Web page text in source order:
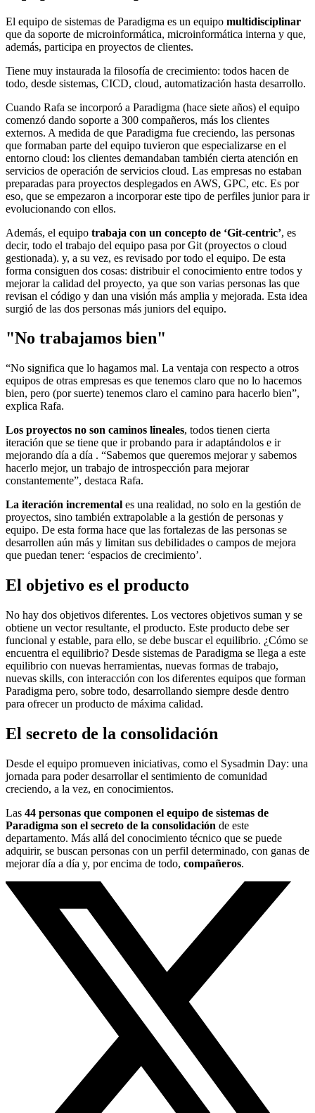
El equipo de sistemas de Paradigma es un equipo multidisciplinar
que da soporte de microinformática, microinformática interna y que,
además, participa en proyectos de clientes.
Tiene muy instaurada la filosofía de crecimiento: todos hacen de
todo, desde sistemas, CICD, cloud, automatización hasta desarrollo.
Cuando Rafa se incorporó a Paradigma (hace siete años) el equipo
comenzó dando soporte a 300 compañeros, más los clientes
externos. A medida de que Paradigma fue creciendo, las personas
que formaban parte del equipo tuvieron que especializarse en el
entorno cloud: los clientes demandaban también cierta atención en
servicios de operación de servicios cloud. Las empresas no estaban
preparadas para proyectos desplegados en AWS, GPC, etc. Es por
eso, que se empezaron a incorporar este tipo de perfiles junior para ir
evolucionando con ellos.
Además, el equipo trabaja con un concepto de ‘Git-centric’, es
decir, todo el trabajo del equipo pasa por Git (proyectos o cloud
gestionada). y, a su vez, es revisado por todo el equipo. De esta
forma consiguen dos cosas: distribuir el conocimiento entre todos y
mejorar la calidad del proyecto, ya que son varias personas las que
revisan el código y dan una visión más amplia y mejorada. Esta idea
surgió de las dos personas más juniors del equipo.
"No trabajamos bien"
“No significa que lo hagamos mal. La ventaja con respecto a otros
equipos de otras empresas es que tenemos claro que no lo hacemos
bien, pero (por suerte) tenemos claro el camino para hacerlo bien”,
explica Rafa.
Los proyectos no son caminos lineales, todos tienen cierta
iteración que se tiene que ir probando para ir adaptándolos e ir
mejorando día a día . “Sabemos que queremos mejorar y sabemos
hacerlo mejor, un trabajo de introspección para mejorar
constantemente”, destaca Rafa.
La iteración incremental es una realidad, no solo en la gestión de
proyectos, sino también extrapolable a la gestión de personas y
equipo. De esta forma hace que las fortalezas de las personas se
desarrollen aún más y limitan sus debilidades o campos de mejora
que puedan tener: ‘espacios de crecimiento’.
El objetivo es el producto
No hay dos objetivos diferentes. Los vectores objetivos suman y se
obtiene un vector resultante, el producto. Este producto debe ser
funcional y estable, para ello, se debe buscar el equilibrio. ¿Cómo se
encuentra el equilibrio? Desde sistemas de Paradigma se llega a este
equilibrio con nuevas herramientas, nuevas formas de trabajo,
nuevas skills, con interacción con los diferentes equipos que forman
Paradigma pero, sobre todo, desarrollando siempre desde dentro
para ofrecer un producto de máxima calidad.
El secreto de la consolidación
Desde el equipo promueven iniciativas, como el Sysadmin Day: una
jornada para poder desarrollar el sentimiento de comunidad
creciendo, a la vez, en conocimientos.
Las 44 personas que componen el equipo de sistemas de
Paradigma son el secreto de la consolidación de este
departamento. Más allá del conocimiento técnico que se puede
adquirir, se buscan personas con un perfil determinado, con ganas de
mejorar día a día y, por encima de todo, compañeros.